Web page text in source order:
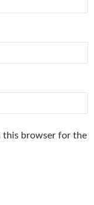
this browser for the